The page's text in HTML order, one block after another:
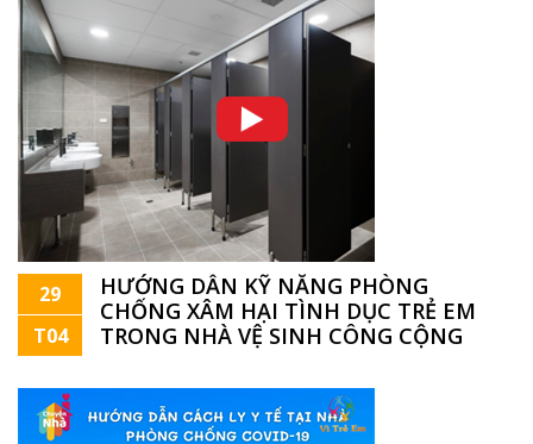
29
T04
HƯỚNG DẪN KỸ NĂNG PHÒNG
CHỐNG XÂM HẠI TÌNH DỤC TRẺ EM
TRONG NHÀ VỆ SINH CÔNG CỘNG